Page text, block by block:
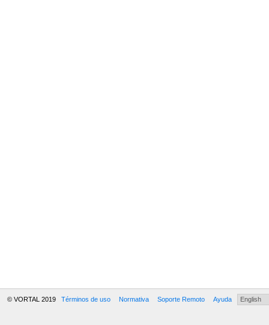
© VORTAL 2019 Términos de uso Normativa Soporte Remoto Ayuda